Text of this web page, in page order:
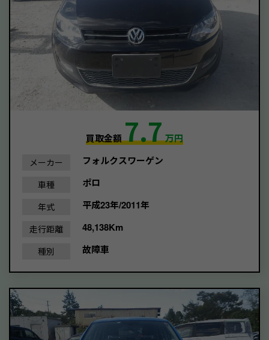
買取金額7.7万円
メーカー フォルクスワーゲン
車種 ポロ
年式 平成23年/2011年
走行距離 48,138Km
種別 故障車